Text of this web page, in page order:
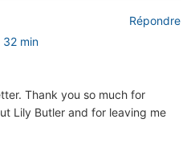
32 min
Thank you so much for
Lily Butler and for leaving me
Répondre